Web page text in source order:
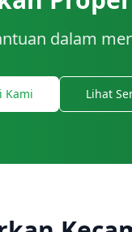
dalam
Kami Lihat